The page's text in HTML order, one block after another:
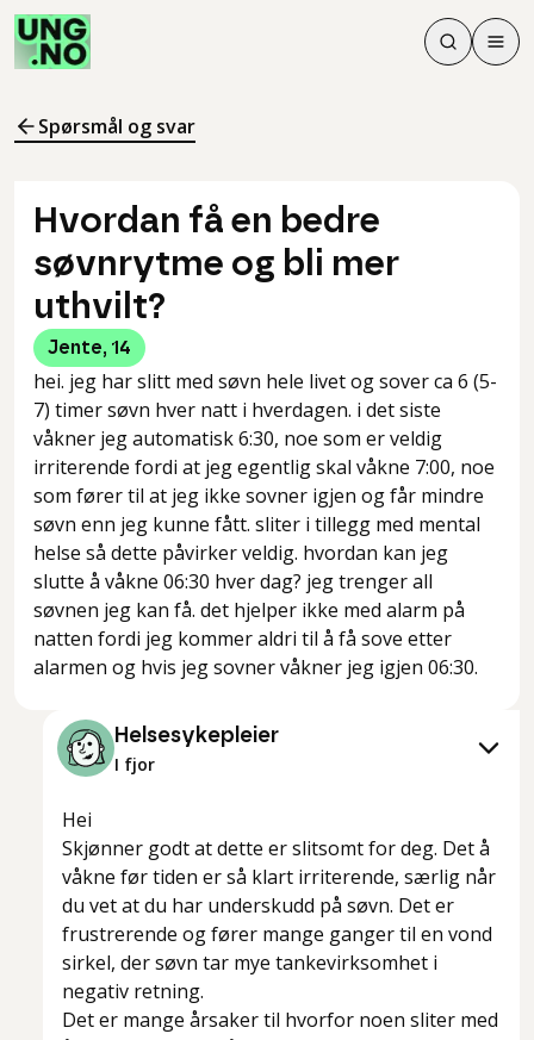
Søk
Søk
Meny
Spørsmål og svar
Hvordan få en bedre
søvnrytme og bli mer
uthvilt?
Jente, 14
hei. jeg har slitt med søvn hele livet og sover ca 6 (5-
7) timer søvn hver natt i hverdagen. i det siste
våkner jeg automatisk 6:30, noe som er veldig
irriterende fordi at jeg egentlig skal våkne 7:00, noe
som fører til at jeg ikke sovner igjen og får mindre
søvn enn jeg kunne fått. sliter i tillegg med mental
helse så dette påvirker veldig. hvordan kan jeg
slutte å våkne 06:30 hver dag? jeg trenger all
søvnen jeg kan få. det hjelper ikke med alarm på
natten fordi jeg kommer aldri til å få sove etter
alarmen og hvis jeg sovner våkner jeg igjen 06:30.
Helsesykepleier
I fjor
Hei
Skjønner godt at dette er slitsomt for deg. Det å
våkne før tiden er så klart irriterende, særlig når
du vet at du har underskudd på søvn. Det er
frustrerende og fører mange ganger til en vond
sirkel, der søvn tar mye tankevirksomhet i
negativ retning.
Det er mange årsaker til hvorfor noen sliter med